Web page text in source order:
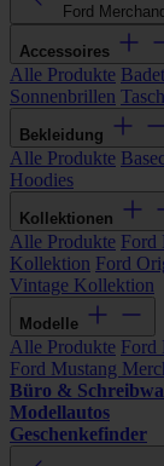
Ford
Accessoires
Alle Produkte
Sonnenbrillen
Bekleidung
Alle Produkte
Hoodies
Kollektionen
Alle Produkte Ford
Kollektion Ford
Vintage Kollektion
Modelle
Alle Produkte Ford
Ford Mustang
Büro &
Modellautos
Geschenkefinder